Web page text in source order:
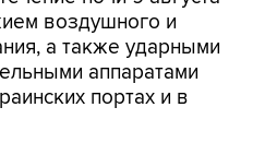
воздушного и
а также ударными
аппаратами
портах и в